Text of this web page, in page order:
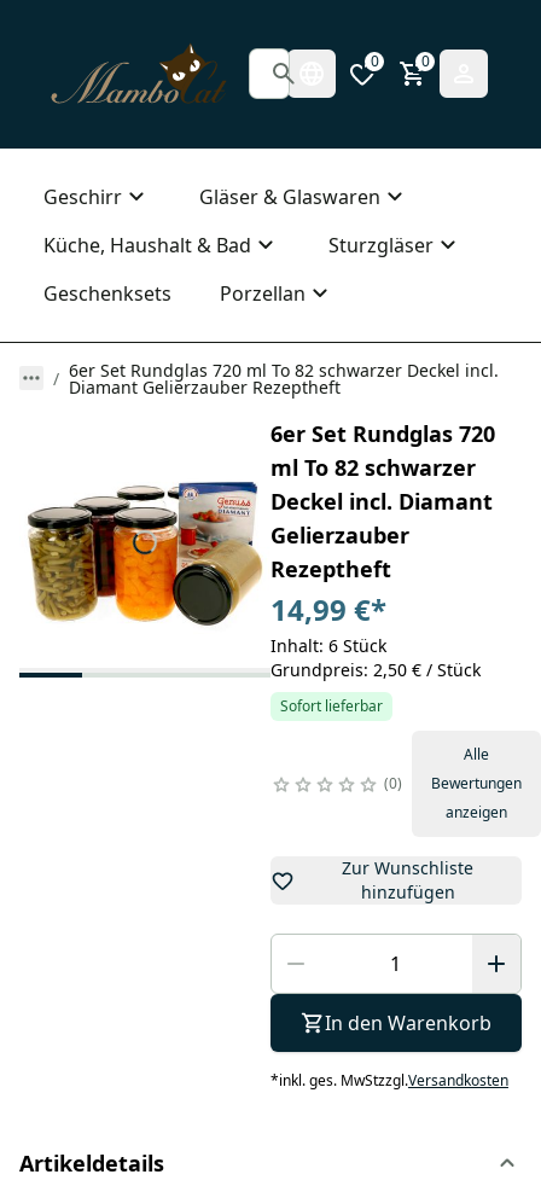
0 0
Geschirr
Gläser & Glaswaren
Küche, Haushalt & Bad
Sturzgläser
Geschenksets
Porzellan
6er Set Rundglas 720 ml To 82 schwarzer Deckel incl.
Diamant Gelierzauber Rezeptheft
6er Set Rundglas 720
ml To 82 schwarzer
Deckel incl. Diamant
Gelierzauber
Rezeptheft
14,99 €*
Inhalt: 6 Stück
Grundpreis: 2,50 € / Stück
Sofort lieferbar
0
Alle
Bewertungen
anzeigen
Zur Wunschliste
hinzufügen
In den Warenkorb
*inkl. ges. MwStzzgl.Versandkosten
Artikeldetails